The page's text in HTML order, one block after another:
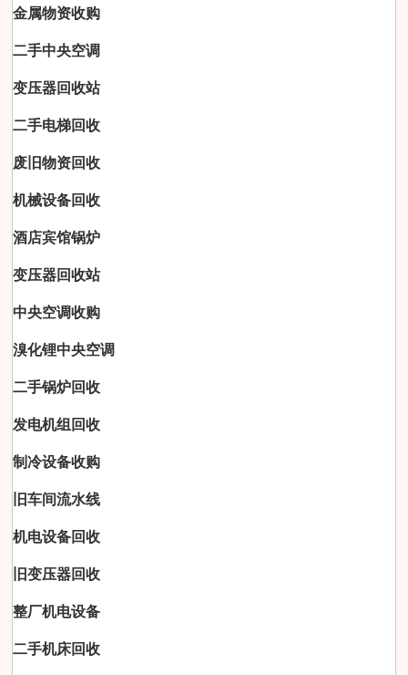
金属物资收购
二手中央空调
变压器回收站
二手电梯回收
废旧物资回收
机械设备回收
酒店宾馆锅炉
变压器回收站
中央空调收购
溴化锂中央空调
二手锅炉回收
发电机组回收
制冷设备收购
旧车间流水线
机电设备回收
旧变压器回收
整厂机电设备
二手机床回收